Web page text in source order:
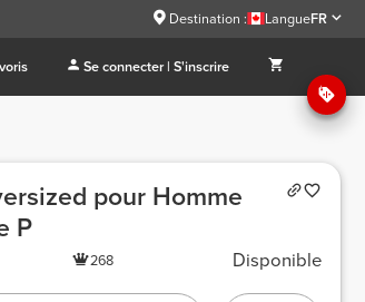
Destination : LangueFR
Se connecter | S'inscrire
pour Homme
P
268 Disponible